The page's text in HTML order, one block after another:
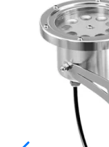
О компании
Новости
Доставка \
Контакты
info@inoprom.ru
+7 (495) 374-